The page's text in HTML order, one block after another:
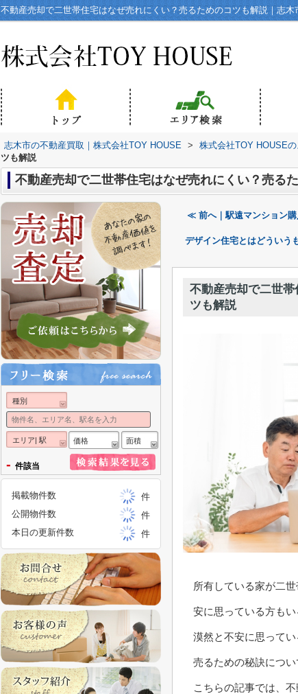
不動産売却で二世帯住宅はなぜ売れにくい？売るためのコツも解説｜志
志木市の不動産買取｜株式会社TOY HOUSE > 株式会社TOY HOUSE
ツも解説
不動産売却で二世帯住宅はなぜ売れにくい？売る
≪ 前へ｜駅遠マンション購
デザイン住宅とはどういう
不動産売却で二世
ツも解説
所有している家が二
安に思っている方もい
漠然と不安に思って
売るための秘訣につ
こちらの記事では、
種別
エリア| 駅 価格 面積
- 件該当
掲載物件数
件
公開物件数
件
本日の更新件数
件